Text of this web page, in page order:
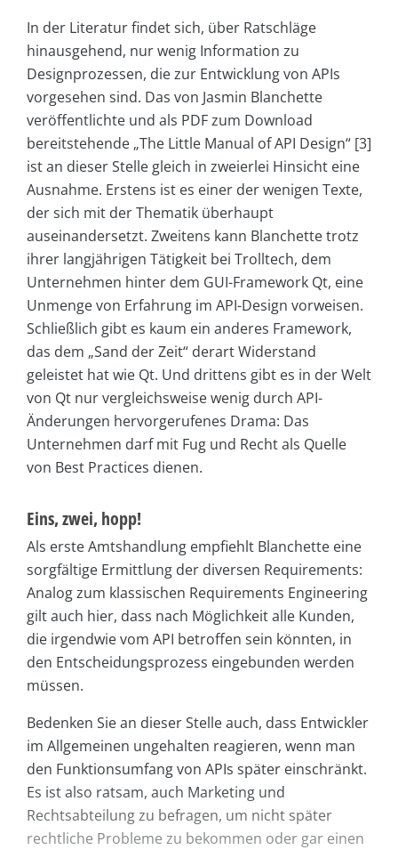
In der Literatur findet sich, über Ratschläge
hinausgehend, nur wenig Information zu
Designprozessen, die zur Entwicklung von APIs
vorgesehen sind. Das von Jasmin Blanchette
veröffentlichte und als PDF zum Download
bereitstehende „The Little Manual of API Design“ [3]
ist an dieser Stelle gleich in zweierlei Hinsicht eine
Ausnahme. Erstens ist es einer der wenigen Texte,
der sich mit der Thematik überhaupt
auseinandersetzt. Zweitens kann Blanchette trotz
ihrer langjährigen Tätigkeit bei Trolltech, dem
Unternehmen hinter dem GUI-Framework Qt, eine
Unmenge von Erfahrung im API-Design vorweisen.
Schließlich gibt es kaum ein anderes Framework,
das dem „Sand der Zeit“ derart Widerstand
geleistet hat wie Qt. Und drittens gibt es in der Welt
von Qt nur vergleichsweise wenig durch API-
Änderungen hervorgerufenes Drama: Das
Unternehmen darf mit Fug und Recht als Quelle
von Best Practices dienen.
Eins, zwei, hopp!
Als erste Amtshandlung empfiehlt Blanchette eine
sorgfältige Ermittlung der diversen Requirements:
Analog zum klassischen Requirements Engineering
gilt auch hier, dass nach Möglichkeit alle Kunden,
die irgendwie vom API betroffen sein könnten, in
den Entscheidungsprozess eingebunden werden
müssen.
Bedenken Sie an dieser Stelle auch, dass Entwickler
im Allgemeinen ungehalten reagieren, wenn man
den Funktionsumfang von APIs später einschränkt.
Es ist also ratsam, auch Marketing und
Rechtsabteilung zu befragen, um nicht später
rechtliche Probleme zu bekommen oder gar einen